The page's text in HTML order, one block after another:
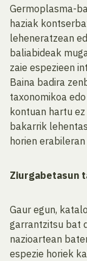
Germoplasma-
haziak
leheneratzean
baliabideak
zaie espezieen
Baina badira
taxonomikoa
kontuan hartu
bakarrik
horien erabileran
Ziurgabetasun
Gaur egun,
garrantzitsu bat
nazioartean
espezie horiek